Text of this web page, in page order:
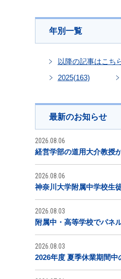
年別一覧
以降の記事はこち
2025(163)
最新のお知らせ
2026.08.06
経営学部の道用大介教授
2026.08.06
神奈川大学附属中学校生
2026.08.03
附属中・高等学校でパネ
2026.08.03
2026年度 夏季休業期間